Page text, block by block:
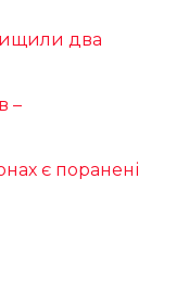
два
–
є поранені